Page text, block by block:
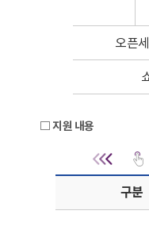
오픈
□ 지원 내용
구분